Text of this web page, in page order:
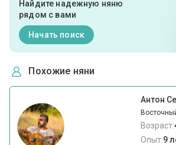
Найдите надежную няню
рядом с вами
Начать поиск
Похожие няни
Антон
Возраст:
Опыт:9